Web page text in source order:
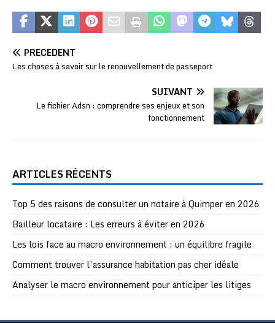
PRÉCÉDENT
Les choses à savoir sur le renouvellement de passeport
SUIVANT
Le fichier Adsn : comprendre ses enjeux et son
fonctionnement
ARTICLES RÉCENTS
Top 5 des raisons de consulter un notaire à Quimper en 2026
Bailleur locataire : Les erreurs à éviter en 2026
Les lois face au macro environnement : un équilibre fragile
Comment trouver l’assurance habitation pas cher idéale
Analyser le macro environnement pour anticiper les litiges